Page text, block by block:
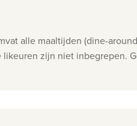
alle maaltijden (dine-
zijn niet inbegrepen.